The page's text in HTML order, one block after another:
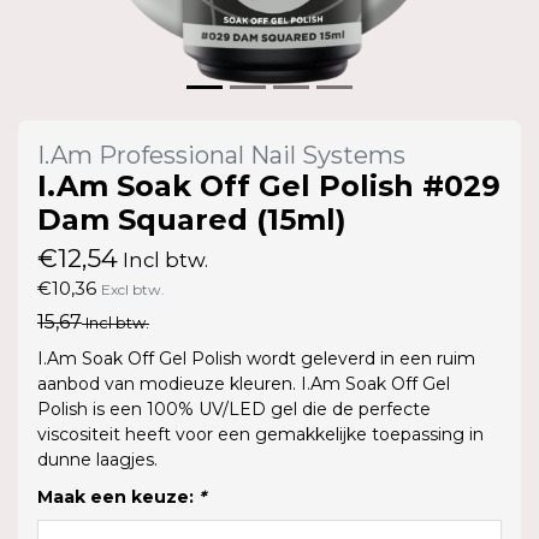
I.Am Professional Nail Systems
I.Am Soak Off Gel Polish #029
Dam Squared (15ml)
€12,54 Incl btw.
€10,36 Excl btw.
15,67Incl btw.
I.Am Soak Off Gel Polish wordt geleverd in een ruim
aanbod van modieuze kleuren. I.Am Soak Off Gel
Polish is een 100% UV/LED gel die de perfecte
viscositeit heeft voor een gemakkelijke toepassing in
dunne laagjes.
Maak een keuze: *